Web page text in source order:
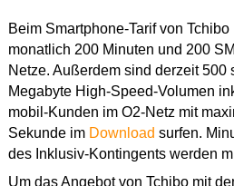
Beim Smartphone-Tarif von
monatlich 200 Minuten und 200
Netze. Außerdem sind derzeit 500
Megabyte High-Speed-Volumen
mobil-Kunden im O2-Netz mit
Sekunde im Download surfen.
des Inklusiv-Kontingents werden
Um das Angebot von Tchibo mit